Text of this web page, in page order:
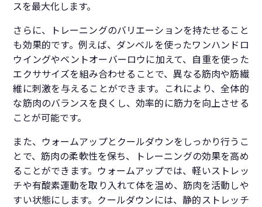
スを最大化します。
さらに、トレーニングのバリエーションを持たせること
も効果的です。例えば、ダンベルを使ったワンハンドロ
ウイングやベントオーバーロウに加えて、自重を使った
エクササイズを組み合わせることで、異なる筋肉や筋繊
維に刺激を与えることができます。これにより、全体的
な筋肉のバランスを良くし、効率的に筋力を向上させる
ことが可能です。
また、ウォームアップとクールダウンをしっかり行うこ
とで、筋肉の柔軟性を保ち、トレーニングの効果を高め
ることができます。ウォームアップでは、軽いストレッ
チや有酸素運動を取り入れて体を温め、筋肉を活動しや
すい状態にします。クールダウンには、静的ストレッチ